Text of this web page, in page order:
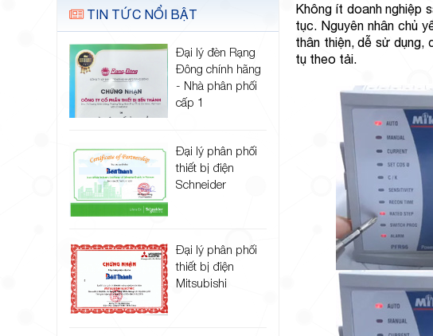
TIN TỨC NỔI BẬT
Đại lý đèn Rạng
Đông chính hãng
- Nhà phân phối
cấp 1
Đại lý phân phối
thiết bị điện
Schneider
Đại lý phân phối
thiết bị điện
Mitsubishi
Không ít doanh nghiệp
tục. Nguyên nhân chủ
thân thiện, dễ sử dụng,
tụ theo tải.